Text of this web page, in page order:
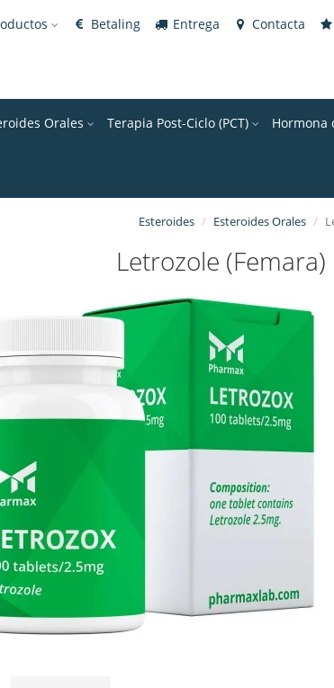
Betaling Entrega Contacta
Orales Terapia Post-Ciclo (PCT) Hormona
Esteroides Esteroides Orales
Letrozole